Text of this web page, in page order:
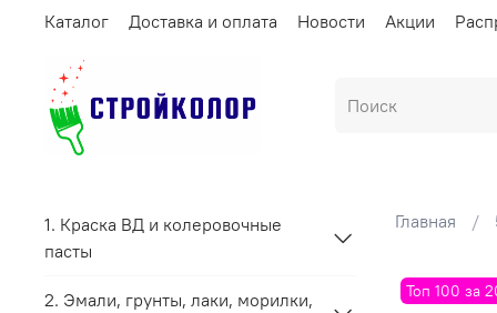
Каталог Доставка и оплата Новости Акции
Главная
Топ 100 за
1. Краска ВД и колеровочные
пасты
2. Эмали, грунты, лаки, морилки,